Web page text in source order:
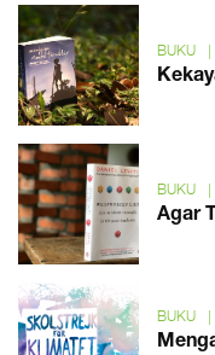
BUKU |
BUKU |
Agar
BUKU |